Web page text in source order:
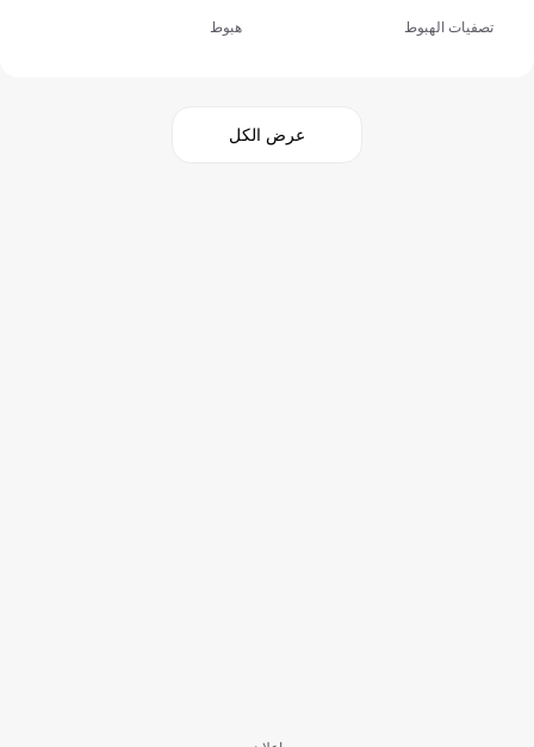
تصفيات الهبوط هبوط
عرض الكل